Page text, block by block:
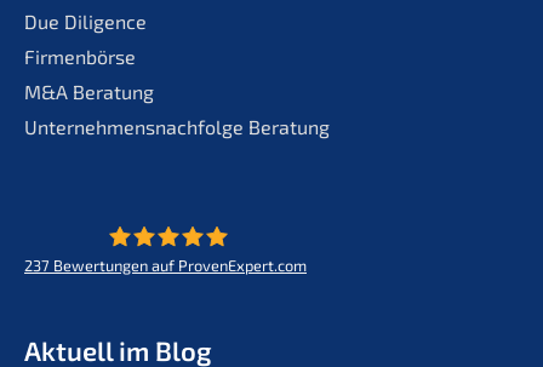
Due Diligence
Firmenbörse
M&A Beratung
Unternehmensnachfolge Beratung
237 Bewertungen auf ProvenExpert.com
Aktuell im Blog